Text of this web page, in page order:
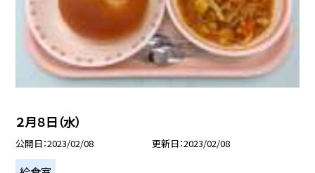
２月８日（水）
公開日 2023/02/08 更新日 2023/02/08